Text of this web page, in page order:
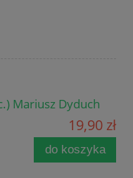
Mariusz Dyduch
19,90 zł
do koszyka